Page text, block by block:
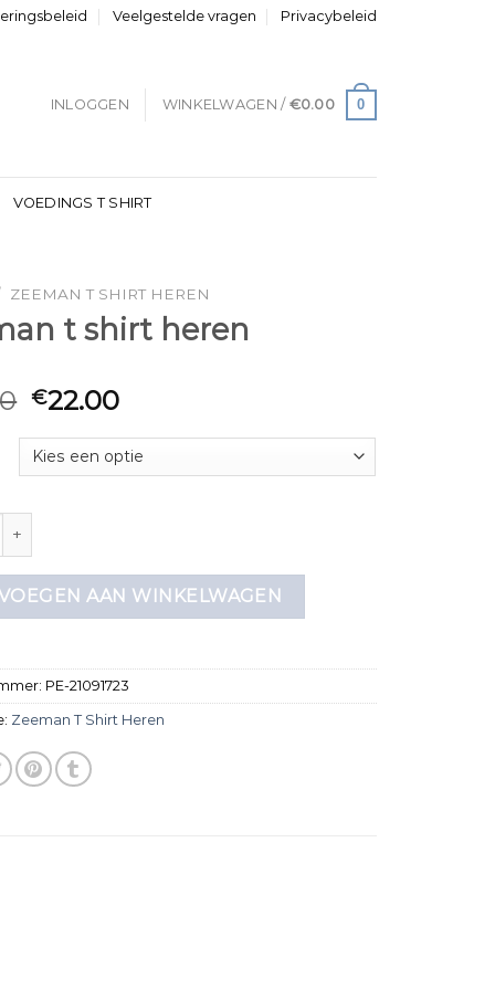
Veelgestelde vragen Privacybeleid
INLOGGEN WINKELWAGEN / €0.00 0
VOEDINGS T SHIRT
ZEEMAN T SHIRT HEREN
t shirt heren
€22.00
t shirt heren aantal
AAN WINKELWAGEN
PE-21091723
Zeeman T Shirt Heren